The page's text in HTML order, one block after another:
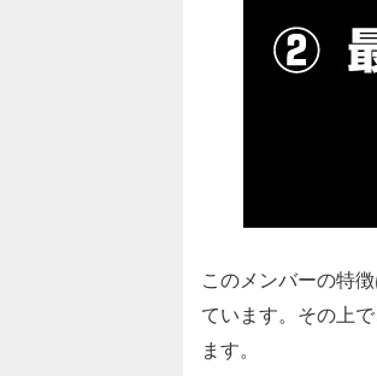
このメンバーの特
ています。その上
ます。